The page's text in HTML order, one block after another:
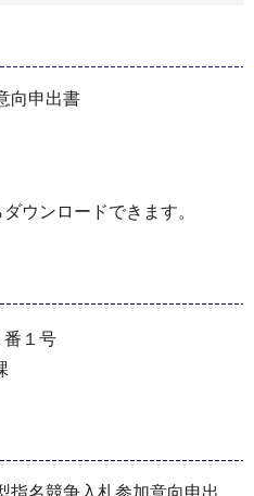
向申出書
ウンロードできます。
番１号
指名競争入札参加意向申出